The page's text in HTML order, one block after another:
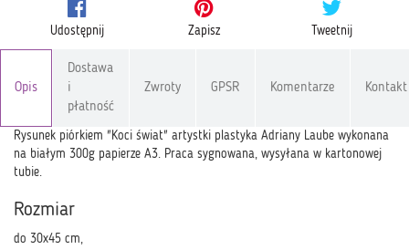
Udostępnij Zapisz Tweetnij
Opis
Dostawa
i
płatność
Zwroty GPSR Komentarze Kontakt
Rysunek piórkiem "Koci świat" artystki plastyka Adriany Laube wykonana
na białym 300g papierze A3. Praca sygnowana, wysyłana w kartonowej
tubie.
Rozmiar
do 30x45 cm,